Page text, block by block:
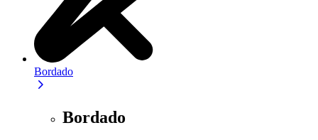
Bordado
Bordado